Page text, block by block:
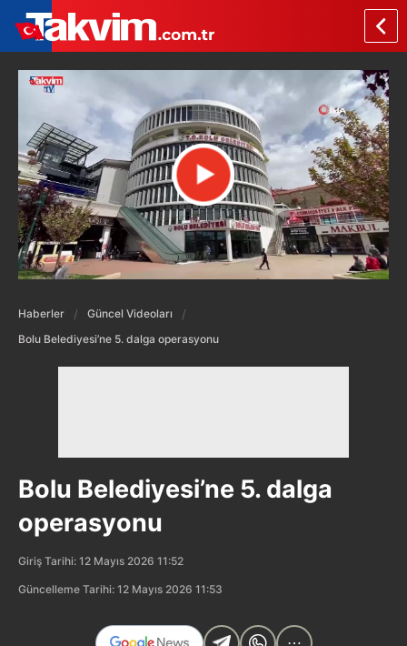
Haberler
Güncel Videoları
Bolu Belediyesi’ne 5. dalga operasyonu
Bolu Belediyesi’ne 5. dalga
operasyonu
Giriş Tarihi: 12 Mayıs 2026 11:52
Güncelleme Tarihi: 12 Mayıs 2026 11:53